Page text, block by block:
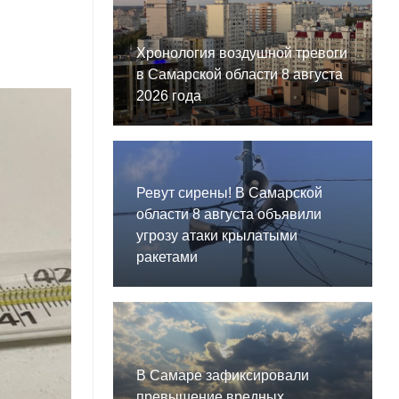
Хронология воздушной тревоги
в Самарской области 8 августа
2026 года
Ревут сирены! В Самарской
области 8 августа объявили
угрозу атаки крылатыми
ракетами
В Самаре зафиксировали